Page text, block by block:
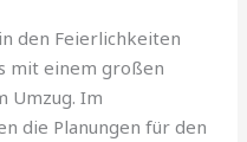
den Feierlichkeiten
mit einem großen
Umzug. Im
die Planungen für den